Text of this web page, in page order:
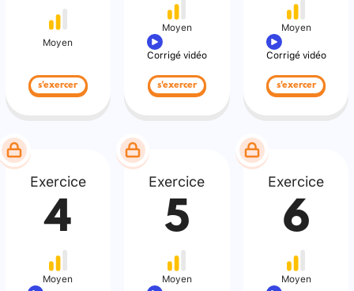
Moyen
s'exercer
Moyen
Corrigé vidéo
s'exercer
Moyen
Corrigé vidéo
s'exercer
Exercice
4
Moyen
Exercice
5
Moyen
Exercice
6
Moyen